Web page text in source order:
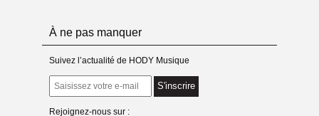
À ne pas manquer
Suivez l’actualité de HODY Musique
S'inscrire
Rejoignez-nous sur :